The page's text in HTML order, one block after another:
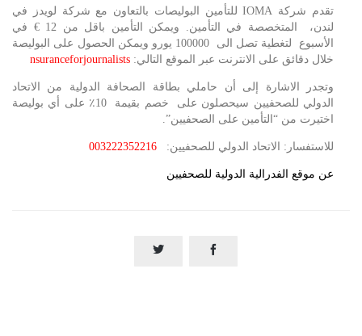
تقدم شركة IOMA للتأمين البوليصات بالتعاون مع شركة لويدز في
لندن، المتخصصة في التأمين. ويمكن التأمين باقل من 12 € في
الأسبوع لتغطية تصل الى 100000 يورو ويمكن الحصول على البوليصة
خلال دقائق على الانترنت عبر الموقع التالي: nsuranceforjournalists
وتجدر الاشارة إلى أن حاملي بطاقة الصحافة الدولية من الاتحاد
الدولي للصحفيين سيحصلون على خصم بقيمة 10٪ على أي بوليصة
اختيرت من “التأمين على الصحفيين”.
للاستفسار: الاتحاد الدولي للصحفيين: 003222352216
عن موقع الفدرالية الدولية للصحفيين

